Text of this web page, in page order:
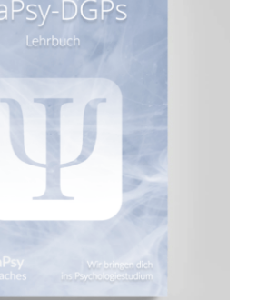
BaPsy Lehrbuch